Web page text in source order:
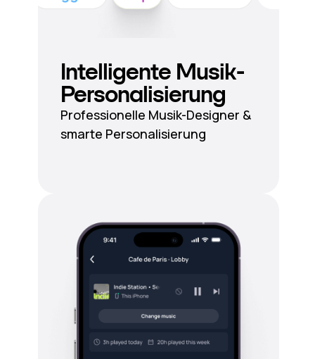
Intelligente Musik-
Personalisierung
Professionelle Musik-Designer &
smarte Personalisierung